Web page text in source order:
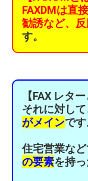
FAXDMは直
勧誘など、
す。
【FAX レター
それに対して
がメインです
住宅営業な
の要素を持っ